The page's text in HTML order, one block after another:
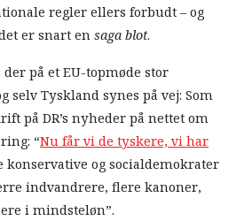
regler ellers forbudt – og
er snart ensaga blot.
på et EU-topmøde stor
selv Tyskland synes på vej: Som
på DR’s nyheder på nettet om
“Nu får vi de tyskere, vi har
konservative og socialdemokrater
indvandrere, flere kanoner,
i mindsteløn”.